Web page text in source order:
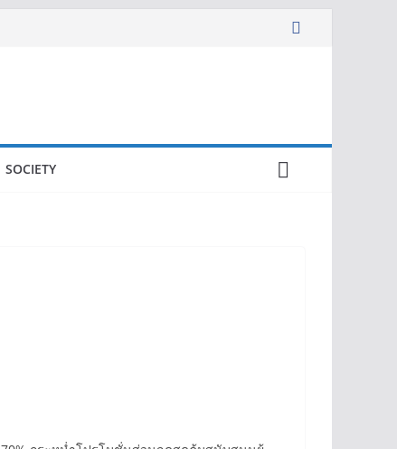
SOCIETY